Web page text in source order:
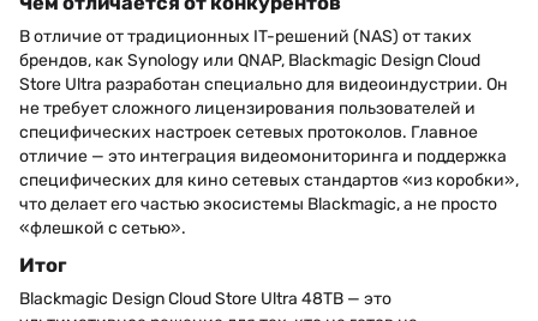
В отличие от традиционных IT-решений (NAS) от таких
брендов, как Synology или QNAP, Blackmagic Design Cloud
Store Ultra разработан специально для видеоиндустрии. Он
не требует сложного лицензирования пользователей и
специфических настроек сетевых протоколов. Главное
отличие — это интеграция видеомониторинга и поддержка
специфических для кино сетевых стандартов «из коробки»,
что делает его частью экосистемы Blackmagic, а не просто
«флешкой с сетью».
Итог
Blackmagic Design Cloud Store Ultra 48TB — это